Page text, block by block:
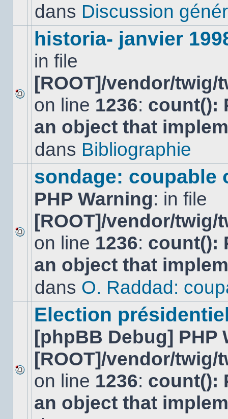
sujet.
dans Discussion
Aucun
nouveau
message
non-
dans
historia- janvier
in file
[ROOT]/vendor/
on line 1236: count():
an object that
dans Bibliographie
Aucun
nouveau
message
non-
dans
sondage: coupable
PHP Warning: in file
[ROOT]/vendor/
on line 1236: count():
an object that
dans O. Raddad:
Aucun
nouveau
message
non-
Election
[phpBB Debug] PHP
[ROOT]/vendor/
on line 1236: count():
an object that